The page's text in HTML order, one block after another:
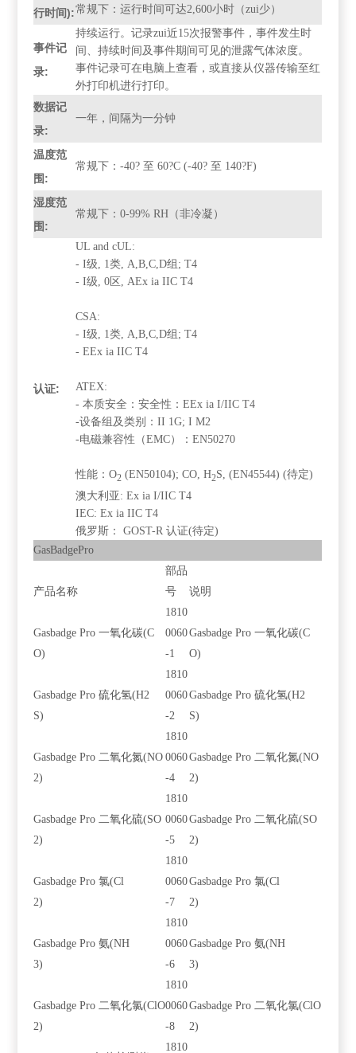
行时间):常规下：运行时间可达2,600小时（zui少）
事件记
录:
持续运行。记录zui近15次报警事件，事件发生时
间、持续时间及事件期间可见的泄露气体浓度。
事件记录可在电脑上查看，或直接从仪器传输至红
外打印机进行打印。
数据记
录:
一年，间隔为一分钟
温度范
围:
常规下：-40? 至 60?C (-40? 至 140?F)
湿度范
围:
常规下：0-99% RH（非冷凝）
认证:
UL and cUL:
- I级, 1类, A,B,C,D组; T4
- I级, 0区, AEx ia IIC T4
CSA:
- I级, 1类, A,B,C,D组; T4
- EEx ia IIC T4
ATEX:
- 本质安全：安全性：EEx ia I/IIC T4
-设备组及类别：II 1G; I M2
-电磁兼容性（EMC）：EN50270
性能：O2 (EN50104); CO, H2S, (EN45544) (待定)
澳大利亚: Ex ia I/IIC T4
IEC: Ex ia IIC T4
俄罗斯： GOST-R 认证(待定)
GasBadgePro
产品名称
部品
号
说明
Gasbadge Pro 一氧化碳(C
O)
1810
0060
-1
Gasbadge Pro 一氧化碳(C
O)
Gasbadge Pro 硫化氢(H2
S)
1810
0060
-2
Gasbadge Pro 硫化氢(H2
S)
Gasbadge Pro 二氧化氮(NO
2)
1810
0060
-4
Gasbadge Pro 二氧化氮(NO
2)
Gasbadge Pro 二氧化硫(SO
2)
1810
0060
-5
Gasbadge Pro 二氧化硫(SO
2)
Gasbadge Pro 氯(Cl
2)
1810
0060
-7
Gasbadge Pro 氯(Cl
2)
Gasbadge Pro 氨(NH
3)
1810
0060
-6
Gasbadge Pro 氨(NH
3)
Gasbadge Pro 二氧化氯(ClO
2)
1810
0060
-8
Gasbadge Pro 二氧化氯(ClO
2)
1810